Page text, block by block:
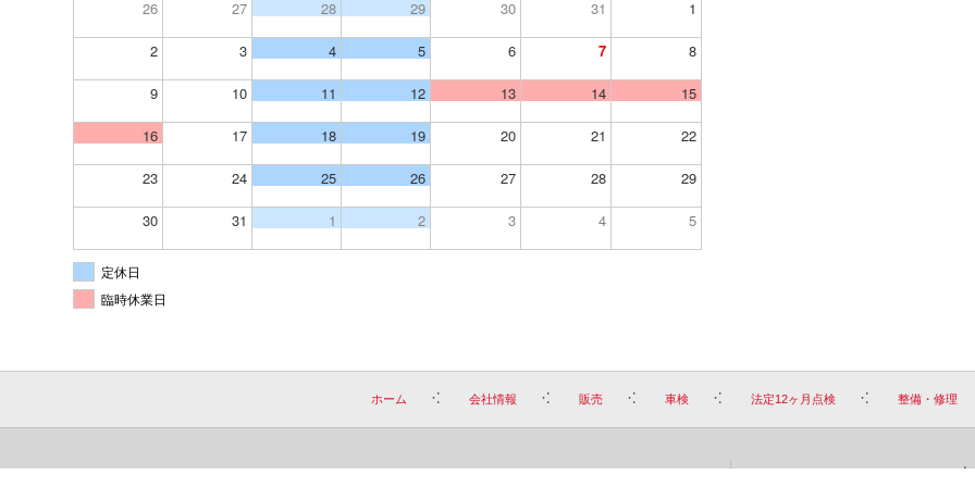
26 27 28 29 30 31 1
2 3 4 5 6 7 8
9 10 11 12 13 14 15
16 17 18 19 20 21 22
23 24 25 26 27 28 29
30 31 1 2 3 4 5
定休日
臨時休業日
ホーム 会社情報 販売 車検 法定12ヶ月点検 整備・修理